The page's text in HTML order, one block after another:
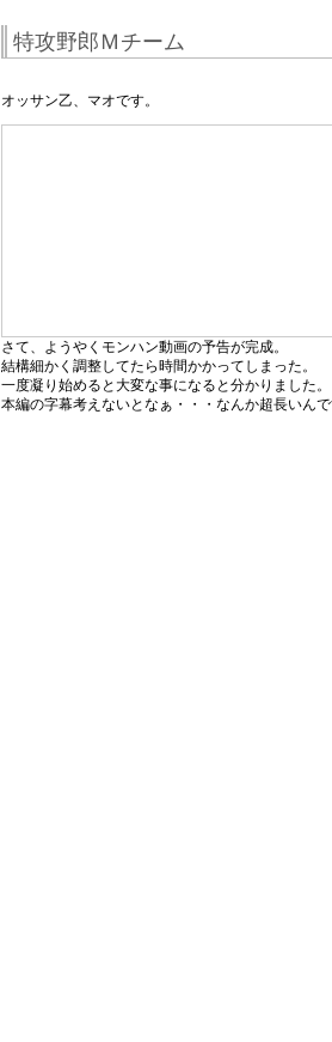
特攻野郎Ｍチーム
オッサン乙、マオです。
さて、ようやくモンハン動画の予告が完成。
結構細かく調整してたら時間かかってしまった。
一度凝り始めると大変な事になると分かりました。
本編の字幕考えないとなぁ・・・なんか超長いん